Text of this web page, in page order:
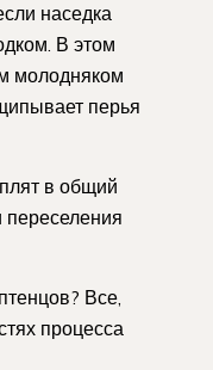
наседка
В этом
молодняком
перья
в общий
переселения
Все,
процесса